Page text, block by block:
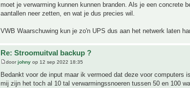
moet je verwarming kunnen kunnen branden. Als je een concrete
aantallen neer zetten, en wat je dus precies wil.
VWB Waarschuwing kun je zo'n UPS dus aan het netwerk laten
Re: Stroomuitval backup ?
doorjohny op 12 sep 2022 18:35
Bedankt voor de input maar ik vermoed dat deze voor computers
mij zijn het toch al 10 tal verwarmingssnoeren tussen 50 en 100